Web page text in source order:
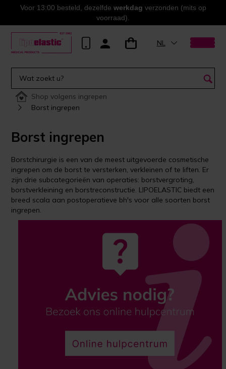
Voor 13:00 besteld, dezelfde werkdag verzonden (mits op
voorraad).
NL
Shop volgens ingrepen
Borst ingrepen
Borst ingrepen
Borstchirurgie is een van de meest uitgevoerde cosmetische
ingrepen om de borst te versterken, verkleinen of te liften. Er
zijn drie subcategorieën van operaties: borstvergroting,
borstverkleining en borstreconstructie. LIPOELASTIC biedt een
breed scala aan postoperatieve bh's voor alle soorten borst
ingrepen.